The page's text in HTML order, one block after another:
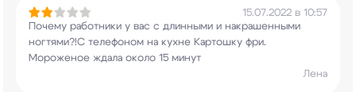
15.07.2022 в 10:57
Почему работники у вас с длинными и накрашенными
ногтями?!С телефоном на кухне Картошку фри.
Мороженое ждала около 15 минут
Лена